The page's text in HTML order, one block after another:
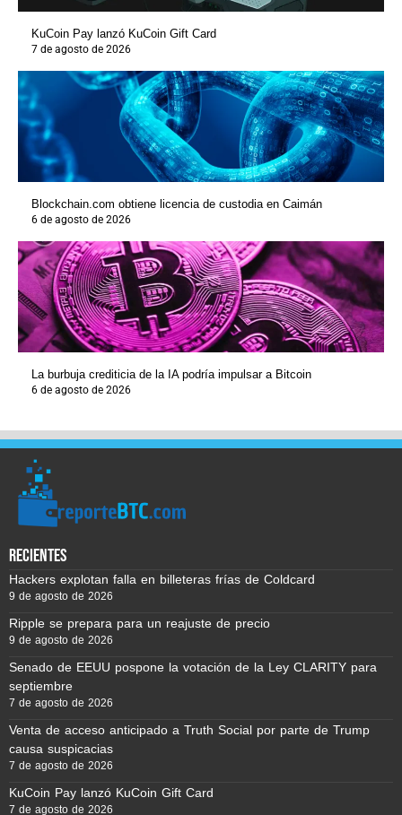
KuCoin Pay lanzó KuCoin Gift Card
7 de agosto de 2026
Blockchain.com obtiene licencia de custodia en Caimán
6 de agosto de 2026
La burbuja crediticia de la IA podría impulsar a Bitcoin
6 de agosto de 2026
recientes
Hackers explotan falla en billeteras frías de Coldcard
9 de agosto de 2026
Ripple se prepara para un reajuste de precio
9 de agosto de 2026
Senado de EEUU pospone la votación de la Ley CLARITY para
septiembre
7 de agosto de 2026
Venta de acceso anticipado a Truth Social por parte de Trump
causa suspicacias
7 de agosto de 2026
KuCoin Pay lanzó KuCoin Gift Card
7 de agosto de 2026